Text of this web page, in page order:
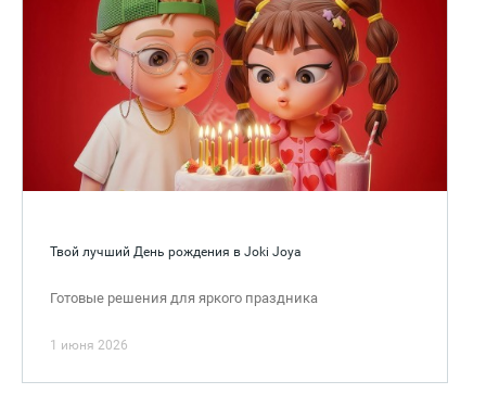
Твой лучший День рождения в Joki Joya
Готовые решения для яркого праздника
1 июня 2026